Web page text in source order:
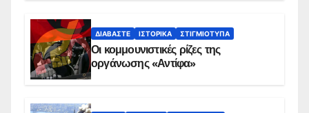
ΔΙΑΒΆΣΤΕ ΙΣΤΟΡΙΚΆ ΣΤΙΓΜΙΌΤΥΠΑ
Οι κομμουνιστικές ρίζες της
οργάνωσης «Αντίφα»